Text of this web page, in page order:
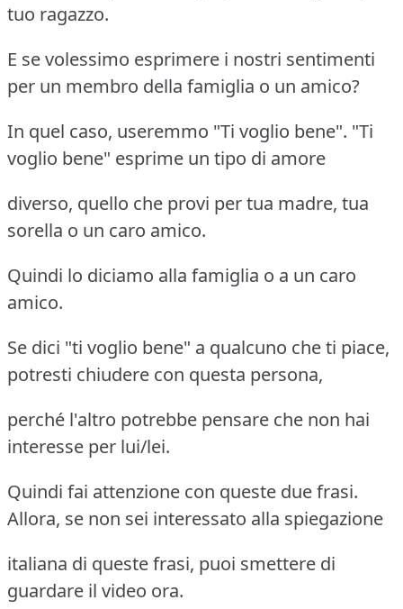
tuo ragazzo.
E se volessimo esprimere i nostri sentimenti
per un membro della famiglia o un amico?
In quel caso, useremmo "Ti voglio bene". "Ti
voglio bene" esprime un tipo di amore
diverso, quello che provi per tua madre, tua
sorella o un caro amico.
Quindi lo diciamo alla famiglia o a un caro
amico.
Se dici "ti voglio bene" a qualcuno che ti piace,
potresti chiudere con questa persona,
perché l'altro potrebbe pensare che non hai
interesse per lui/lei.
Quindi fai attenzione con queste due frasi.
Allora, se non sei interessato alla spiegazione
italiana di queste frasi, puoi smettere di
guardare il video ora.